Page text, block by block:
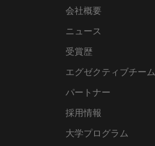
会社概要
ニュース
受賞歴
エグゼクティブチーム
パートナー
採用情報
大学プログラム